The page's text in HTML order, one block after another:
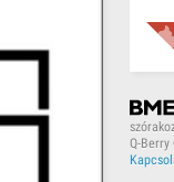
Q-